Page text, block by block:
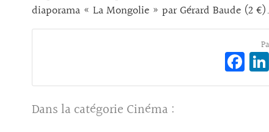
diaporama « La Mongolie » par Gérard Baude (2 €).
Fa
ce
Dans la catégorie Cinéma :